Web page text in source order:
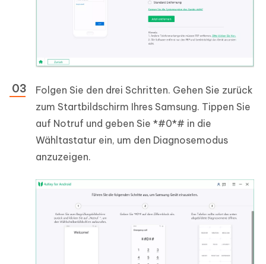
Folgen Sie den drei Schritten. Gehen Sie zurück
zum Startbildschirm Ihres Samsung. Tippen Sie
auf Notruf und geben Sie *#0*# in die
Wähltastatur ein, um den Diagnosemodus
anzuzeigen.